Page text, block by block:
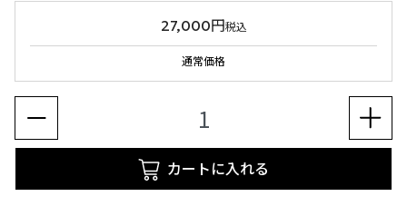
27,000円税込
通常価格
カートに入れる